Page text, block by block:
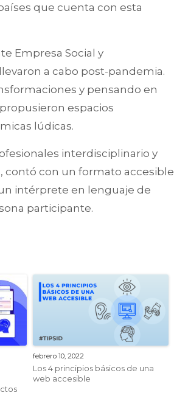
que cuenta con esta
Empresa Social y
a cabo post-pandemia.
y pensando en
espacios
lúdicas.
interdisciplinario y
contó con un formato accesible
intérprete en lenguaje de
participante.
febrero 10, 2022
Los 4 principios básicos de una
web accesible